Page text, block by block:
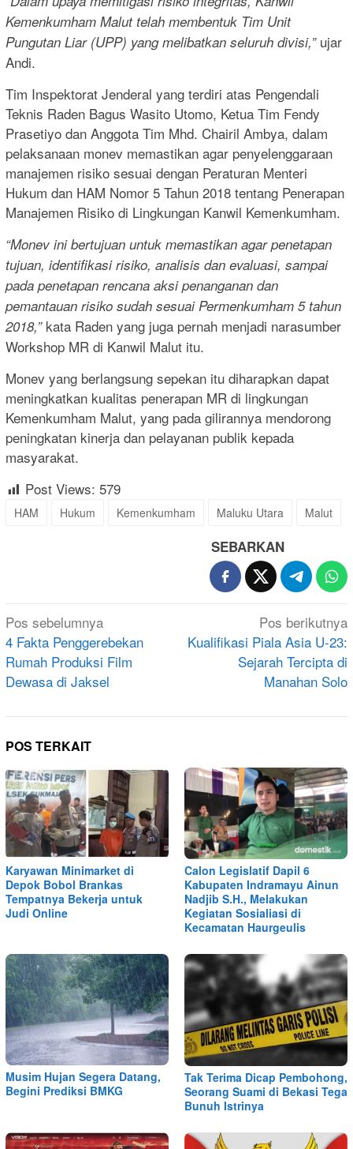
Kemenkumham Malut telah membentuk Tim Unit
Pungutan Liar (UPP) yang melibatkan seluruh divisi,”ujar
Andi.
Tim Inspektorat Jenderal yang terdiri atas Pengendali
Teknis Raden Bagus Wasito Utomo, Ketua Tim Fendy
Prasetiyo dan Anggota Tim Mhd. Chairil Ambya, dalam
pelaksanaan monev memastikan agar penyelenggaraan
manajemen risiko sesuai dengan Peraturan Menteri
Hukum dan HAM Nomor 5 Tahun 2018 tentang Penerapan
Manajemen Risiko di Lingkungan Kanwil Kemenkumham.
“Monev ini bertujuan untuk memastikan agar penetapan
tujuan, identifikasi risiko, analisis dan evaluasi, sampai
pada penetapan rencana aksi penanganan dan
pemantauan risiko sudah sesuai Permenkumham 5 tahun
2018,”kata Raden yang juga pernah menjadi narasumber
Workshop MR di Kanwil Malut itu.
Monev yang berlangsung sepekan itu diharapkan dapat
meningkatkan kualitas penerapan MR di lingkungan
Kemenkumham Malut, yang pada gilirannya mendorong
peningkatan kinerja dan pelayanan publik kepada
masyarakat.
Post Views: 579
HAM Hukum Kemenkumham Maluku Utara Malut
SEBARKAN
Navigasi
pos
Pos sebelumnya
4 Fakta Penggerebekan
Rumah Produksi Film
Dewasa di Jaksel
Pos berikutnya
Kualifikasi Piala Asia U-23:
Sejarah Tercipta di
Manahan Solo
POS TERKAIT
Karyawan Minimarket di
Depok Bobol Brankas
Tempatnya Bekerja untuk
Judi Online
Calon Legislatif Dapil 6
Kabupaten Indramayu Ainun
Nadjib S.H., Melakukan
Kegiatan Sosialiasi di
Kecamatan Haurgeulis
Musim Hujan Segera Datang,
Begini Prediksi BMKG
Tak Terima Dicap Pembohong,
Seorang Suami di Bekasi Tega
Bunuh Istrinya